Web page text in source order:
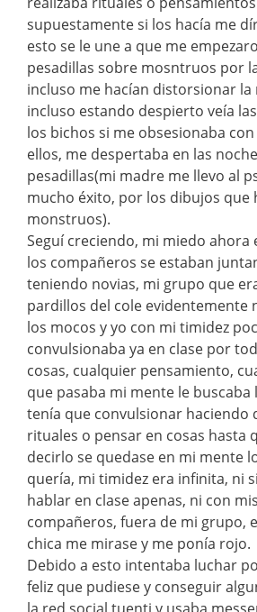
supuestamente si los hacía me
esto se le une a que me
pesadillas sobre mosntruos por
incluso me hacían distorsionar la
incluso estando despierto veía
los bichos si me obsesionaba
ellos, me despertaba en las
pesadillas(mi madre me llevo al
mucho éxito, por los dibujos que
monstruos).
Seguí creciendo, mi miedo ahora
los compañeros se estaban
teniendo novias, mi grupo que
pardillos del cole evidentemente
los mocos y yo con mi timidez
convulsionaba ya en clase por
cosas, cualquier pensamiento,
que pasaba mi mente le buscaba
tenía que convulsionar haciendo
rituales o pensar en cosas hasta
decirlo se quedase en mi mente
quería, mi timidez era infinita, ni
hablar en clase apenas, ni con
compañeros, fuera de mi grupo,
chica me mirase y me ponía rojo.
Debido a esto intentaba luchar
feliz que pudiese y conseguir
la red social tuenti y usaba